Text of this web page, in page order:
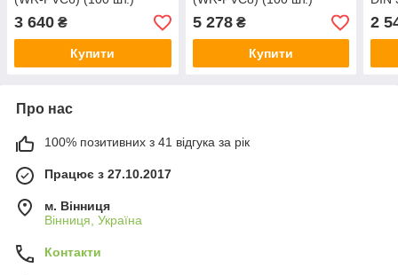
3 640 ₴
Купити
5 278₴
Купити
шт.)
2
Про нас
100% позитивних з 41 відгука за рік
Працює з 27.10.2017
м. Вінниця
Вінниця, Україна
Контакти